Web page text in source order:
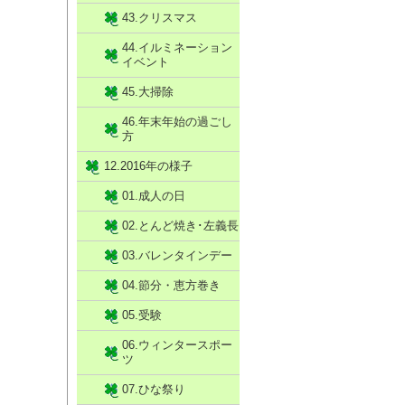
43.クリスマス
44.イルミネーション
イベント
45.大掃除
46.年末年始の過ごし
方
12.2016年の様子
01.成人の日
02.とんど焼き･左義長
03.バレンタインデー
04.節分・恵方巻き
05.受験
06.ウィンタースポー
ツ
07.ひな祭り